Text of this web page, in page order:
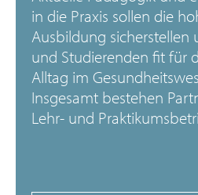
Trägerschaft
in die Praxis sollen die
Ausbildung sicherstellen
und Studierenden fit für
Alltag im
Insgesamt bestehen
Lehr- und